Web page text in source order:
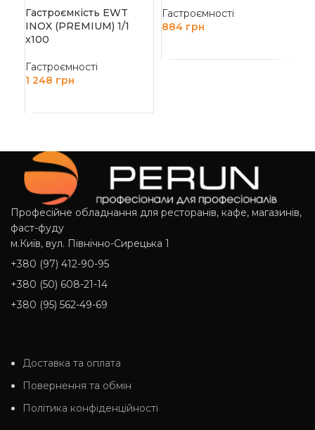
Гастроємкість EWT
INOX (PREMIUM) 1/1
x100
Гастроємності
1 248 грн
Гастроємності
884 грн
Професійне обладнання для ресторанів, кафе, магазинів,
фаст-фуду
м.Київ, вул. Північно-Сирецька 1
+380 (97) 412-90-95
+380 (50) 608-21-14
+380 (95) 562-49-69
Доставка та оплата
Повернення та обмін
Політика конфіденційності